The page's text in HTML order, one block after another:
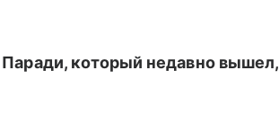
который недавно вышел,